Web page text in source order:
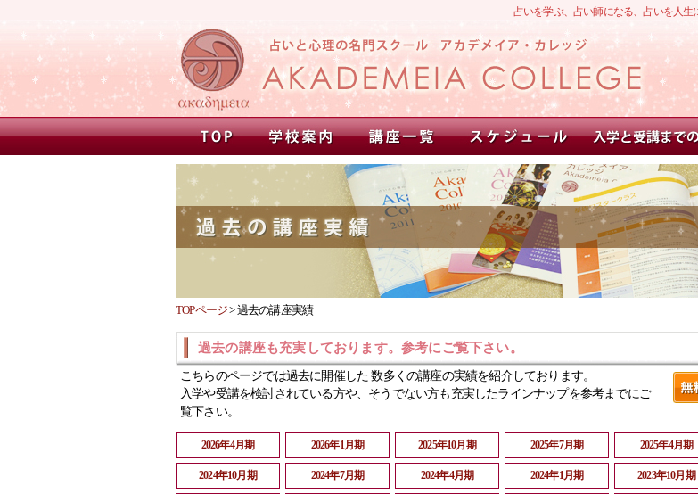
占いを学ぶ、占い師になる、占いを人
TOPページ>過去の講座実績
過去の講座も充実しております。参考にご覧下さい。
こちらのページでは過去に開催した 数多くの講座の実績を紹介しております。
入学や受講を検討されている方や、そうでない方も充実したラインナップを参考までにご
覧下さい。
2026年4月期 2026年1月期 2025年10月期 2025年7月期 2025年4月期
2024年10月期 2024年7月期 2024年4月期 2024年1月期 2023年10月期